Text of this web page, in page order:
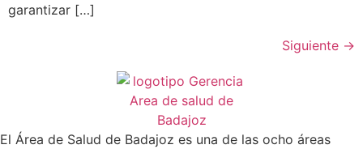
garantizar […]
Siguiente →
El Área de Salud de Badajoz es una de las ocho áreas